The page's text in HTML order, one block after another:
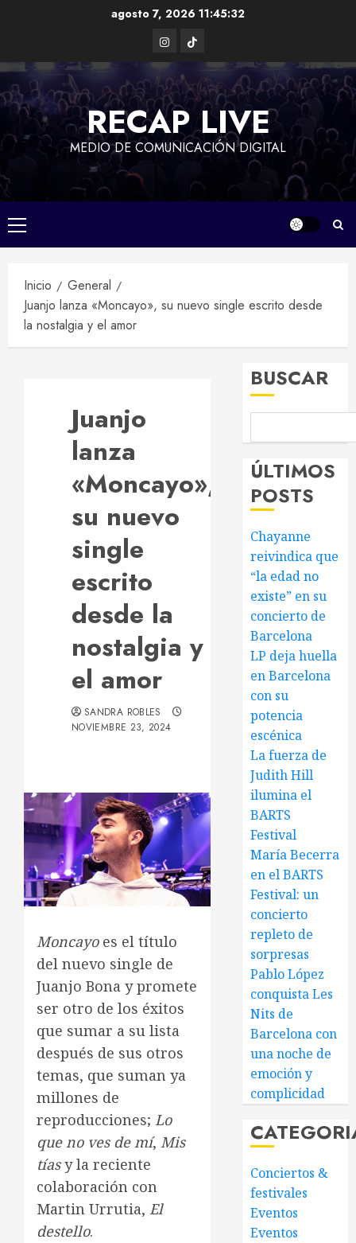
agosto 7, 2026 11:45:32
Instagram
TikTok
RECAP LIVE
MEDIO DE COMUNICACIÓN DIGITAL
Menú
principal
Inicio
General
Juanjo lanza «Moncayo», su nuevo single escrito desde
la nostalgia y el amor
Juanjo
lanza
«Moncayo»,
su nuevo
single
escrito
desde la
nostalgia y
el amor
SANDRA ROBLES
NOVIEMBRE 23, 2024
Moncayoes el título
del nuevo single de
Juanjo Bona y promete
ser otro de los éxitos
que sumar a su lista
después de sus otros
temas, que suman ya
millones de
reproducciones; Lo
que no ves de mí, Mis
tíasy la reciente
colaboración con
Martin Urrutia, El
destello.
BUSCAR
ÚLTIMOS
POSTS
Chayanne
reivindica que
“la edad no
existe” en su
concierto de
Barcelona
LP deja huella
en Barcelona
con su
potencia
escénica
La fuerza de
Judith Hill
ilumina el
BARTS
Festival
María Becerra
en el BARTS
Festival: un
concierto
repleto de
sorpresas
Pablo López
conquista Les
Nits de
Barcelona con
una noche de
emoción y
complicidad
Conciertos &
festivales
Eventos
Eventos